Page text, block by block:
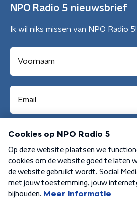
NPO Radio 5 nieuwsbrief
Ik wil niks missen van NPO Radio 5!
Aanmelden
Algemene voorwaarden